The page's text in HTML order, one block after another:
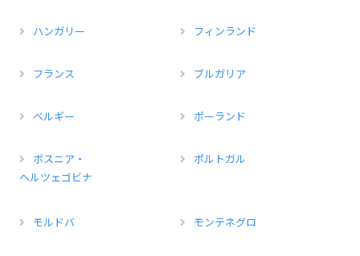
ハンガリー フィンランド
フランス ブルガリア
ベルギー ポーランド
ボスニア・
ヘルツェゴビナ
ポルトガル
モルドバ モンテネグロ